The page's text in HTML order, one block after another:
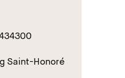
Saint-Honoré